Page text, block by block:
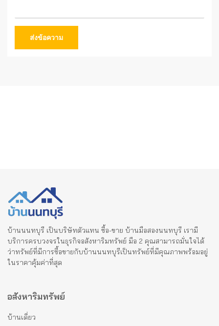
ส่งข้อความ
บ้านนนทบุรี เป็นบริษัทตัวแทน ซื้อ-ขาย บ้านมือสองนนทบุรี เรามี
บริการครบวงจรในธุรกิจอสังหาริมทรัพย์ มือ 2 คุณสามารถมั่นใจได้
ว่าทรัพย์ที่มีการซื้อขายกับบ้านนนทบุรีเป็นทรัพย์ที่มีคุณภาพพร้อมอยู่
ในราคาคุ้มค่าที่สุด
อสังหาริมทรัพย์
บ้านเดี่ยว